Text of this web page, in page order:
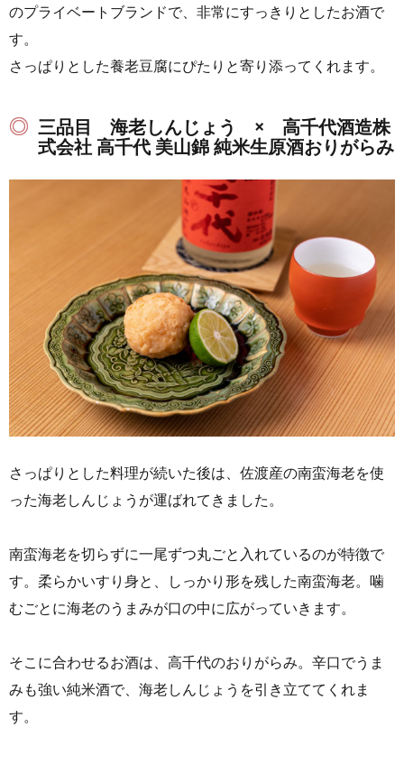
のプライベートブランドで、非常にすっきりとしたお酒で
す。
さっぱりとした養老豆腐にぴたりと寄り添ってくれます。
三品目 海老しんじょう × 高千代酒造株
式会社 高千代 美山錦 純米生原酒おりがらみ
さっぱりとした料理が続いた後は、佐渡産の南蛮海老を使
った海老しんじょうが運ばれてきました。
南蛮海老を切らずに一尾ずつ丸ごと入れているのが特徴で
す。柔らかいすり身と、しっかり形を残した南蛮海老。噛
むごとに海老のうまみが口の中に広がっていきます。
そこに合わせるお酒は、高千代のおりがらみ。辛口でうま
みも強い純米酒で、海老しんじょうを引き立ててくれま
す。